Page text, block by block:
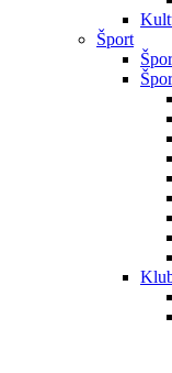
Šport